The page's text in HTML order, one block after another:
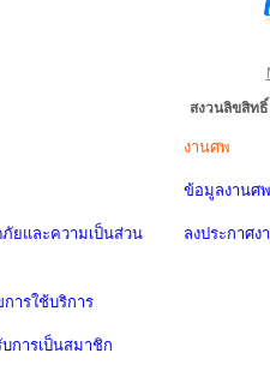
สงวนลิขสิท
ยและความเป็นส่วน
ารใช้บริการ
การเป็นสมาชิก
งานศพ
ข้อมูลงานศพ
ลงประกาศง